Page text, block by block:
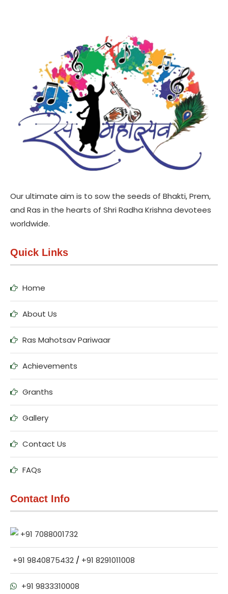
Our ultimate aim is to sow the seeds of Bhakti, Prem,
and Ras in the hearts of Shri Radha Krishna devotees
worldwide.
Quick Links
Home
About Us
Ras Mahotsav Pariwaar
Achievements
Granths
Gallery
Contact Us
FAQs
Contact Info
+91 7088001732
+91 9840875432 / +91 8291011008
+91 9833310008